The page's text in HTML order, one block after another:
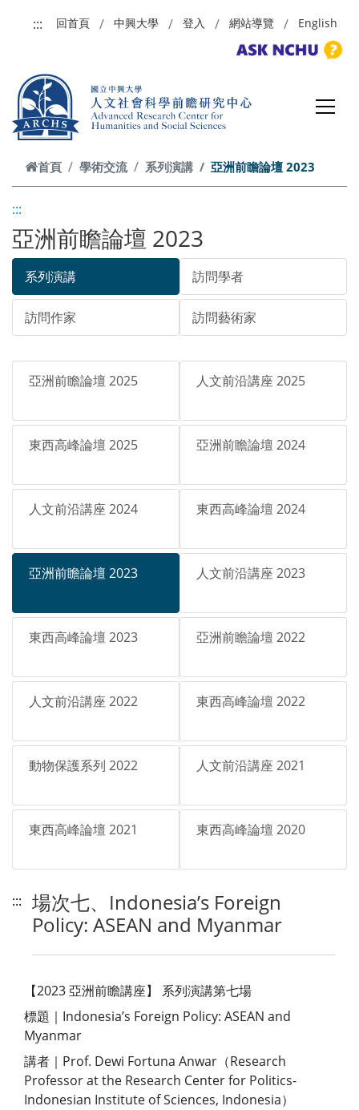
:::
回首頁 中興大學 登入 網站導覽 English
首頁 學術交流 系列演講 亞洲前瞻論壇 2023
:::
亞洲前瞻論壇 2023
系列演講 訪問學者
訪問作家 訪問藝術家
亞洲前瞻論壇 2025 人文前沿講座 2025
東西高峰論壇 2025 亞洲前瞻論壇 2024
人文前沿講座 2024 東西高峰論壇 2024
亞洲前瞻論壇 2023 人文前沿講座 2023
東西高峰論壇 2023 亞洲前瞻論壇 2022
人文前沿講座 2022 東西高峰論壇 2022
動物保護系列 2022 人文前沿講座 2021
東西高峰論壇 2021 東西高峰論壇 2020
:::
場次七、Indonesia’s Foreign
Policy: ASEAN and Myanmar
【2023 亞洲前瞻講座】 系列演講第七場
標題｜Indonesia’s Foreign Policy: ASEAN and
Myanmar
講者｜Prof. Dewi Fortuna Anwar（Research
Professor at the Research Center for Politics-
Indonesian Institute of Sciences, Indonesia）